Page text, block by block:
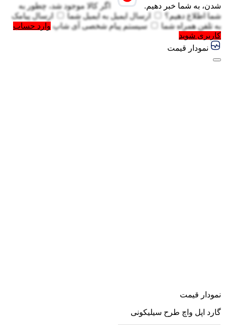
شدن، به شما خبر دهیم.
اگر کالا موجود شد، چطور به
شما اطلاع دهیم؟
ارسال ایمیل به ایمیل شما
ارسال پیامک
به تلفن همراه شما سیستم پیام شخصی آی شاپ وارد حساب
کاربری شوید
نمودار قیمت
نمودار قیمت
گارد اپل واچ طرح سیلیکونی